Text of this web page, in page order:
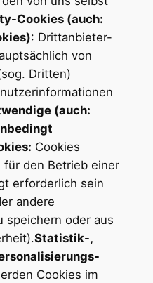
Cookies (auch:
: Drittanbieter-
von
Dritten)
(auch:
Cookies
für den Betrieb einer
erforderlich sein
andere
speichern oder aus
Statistik-,
Cookies im